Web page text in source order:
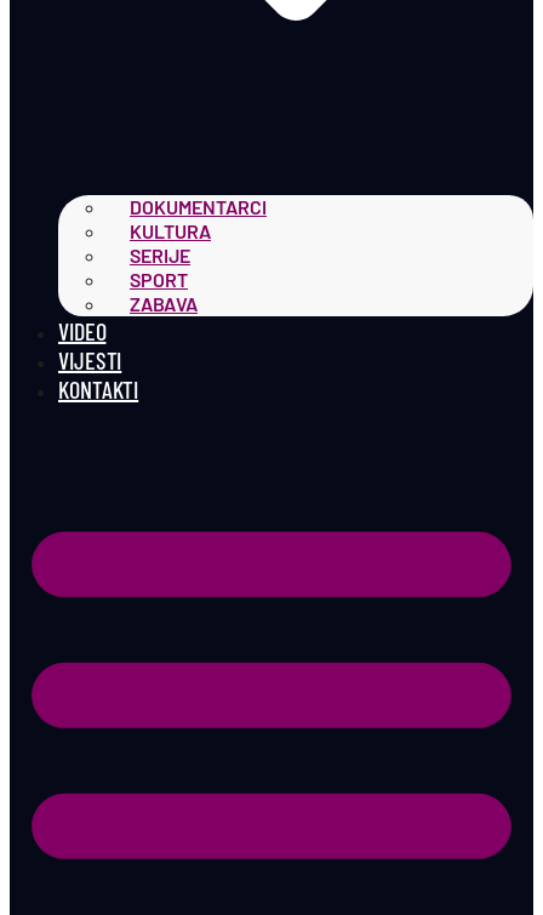
DOKUMENTARCI
KULTURA
SERIJE
SPORT
ZABAVA
VIDEO
VIJESTI
KONTAKTI